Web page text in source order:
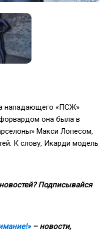
нападающего «ПСЖ»
она была в
Макси Лопесом,
К слову, Икарди модель
Подписывайся
– новости,